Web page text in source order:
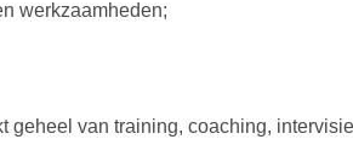
werkzaamheden;
geheel van training, coaching,